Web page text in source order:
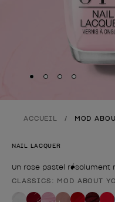
Skip to slide
Skip to slide
Skip to slide
Skip to
ACCUEIL MOD
NAIL LACQUER
Un rose pastel résolument
Forme du produit
CLASSICS: MOD ABOUT